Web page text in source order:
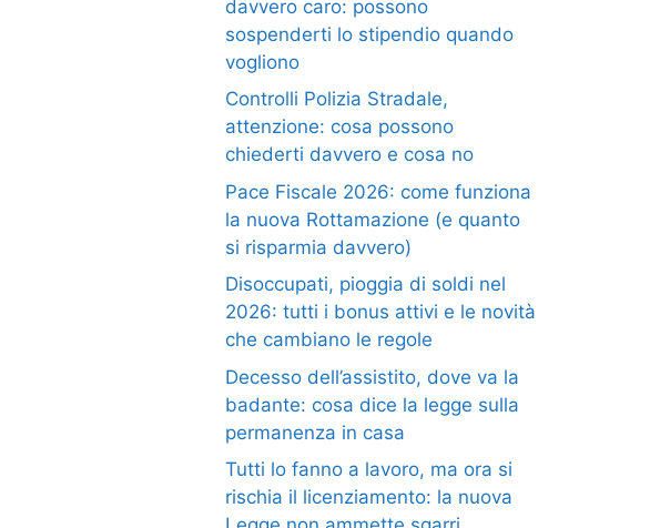
davvero caro: possono
sospenderti lo stipendio quando
vogliono
Controlli Polizia Stradale,
attenzione: cosa possono
chiederti davvero e cosa no
Pace Fiscale 2026: come funziona
la nuova Rottamazione (e quanto
si risparmia davvero)
Disoccupati, pioggia di soldi nel
2026: tutti i bonus attivi e le novità
che cambiano le regole
Decesso dell’assistito, dove va la
badante: cosa dice la legge sulla
permanenza in casa
Tutti lo fanno a lavoro, ma ora si
rischia il licenziamento: la nuova